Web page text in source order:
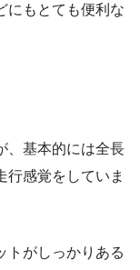
にもとても便利な
、基本的には全長
行感覚をしていま
トがしっかりある